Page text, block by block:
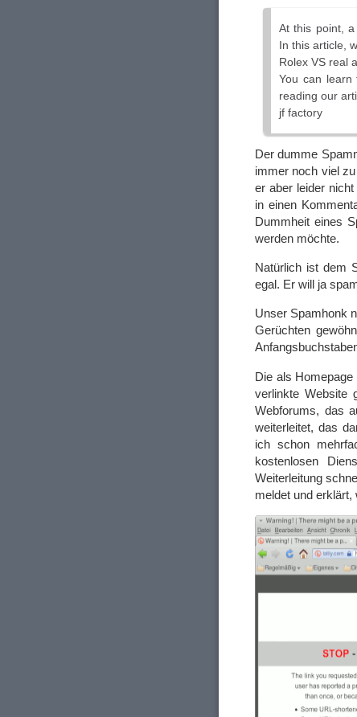
At this point,
In this article,
Rolex VS real
You can learn
reading our
jf factory
Der dumme
immer noch viel
er aber leider
in einen
Dummheit eines
werden möchte.
Natürlich ist dem
egal. Er will ja
Unser Spamhonk
Gerüchten
Die als Homepage
verlinkte Website
Webforums, das
weiterleitet, das
ich schon
kostenlosen
Weiterleitung
meldet und